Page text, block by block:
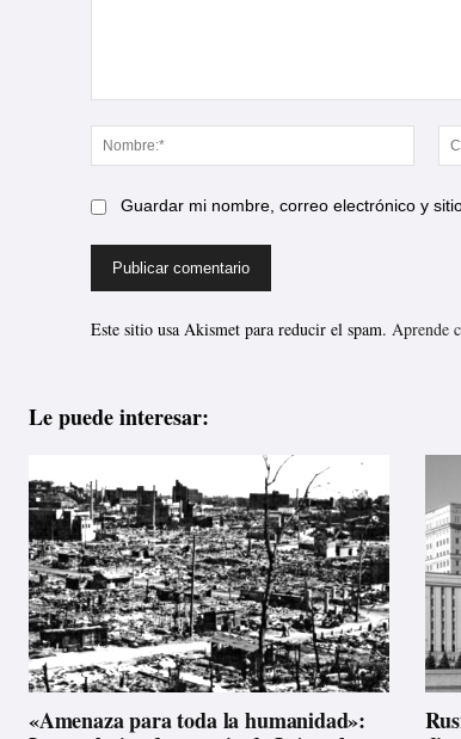
Guardar mi nombre, correo electrónico y
Este sitio usa Akismet para reducir el spam. Aprende
Le puede interesar:
«Amenaza para toda la humanidad»: